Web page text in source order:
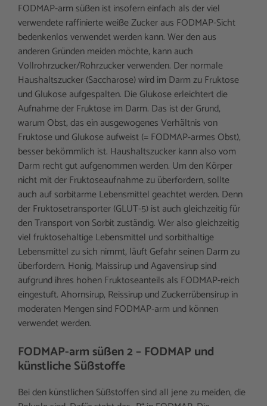
FODMAP-arm süßen ist insofern einfach als der viel
verwendete raffinierte weiße Zucker aus FODMAP-Sicht
bedenkenlos verwendet werden kann. Wer den aus
anderen Gründen meiden möchte, kann auch
Vollrohrzucker/Rohrzucker verwenden. Der normale
Haushaltszucker (Saccharose) wird im Darm zu Fruktose
und Glukose aufgespalten. Die Glukose erleichtert die
Aufnahme der Fruktose im Darm. Das ist der Grund,
warum Obst, das ein ausgewogenes Verhältnis von
Fruktose und Glukose aufweist (= FODMAP-armes Obst),
besser bekömmlich ist. Haushaltszucker kann also vom
Darm recht gut aufgenommen werden. Um den Körper
nicht mit der Fruktoseaufnahme zu überfordern, sollte
auch auf sorbitarme Lebensmittel geachtet werden. Denn
der Fruktosetransporter (GLUT-5) ist auch gleichzeitig für
den Transport von Sorbit zuständig. Wer also gleichzeitig
viel fruktosehaltige Lebensmittel und sorbithaltige
Lebensmittel zu sich nimmt, läuft Gefahr seinen Darm zu
überfordern. Honig, Maissirup und Agavensirup sind
aufgrund ihres hohen Fruktoseanteils als FODMAP-reich
eingestuft. Ahornsirup, Reissirup und Zuckerrübensirup in
moderaten Mengen sind FODMAP-arm und können
verwendet werden.
FODMAP-arm süßen 2 – FODMAP und
künstliche Süßstoffe
Bei den künstlichen Süßstoffen sind all jene zu meiden, die